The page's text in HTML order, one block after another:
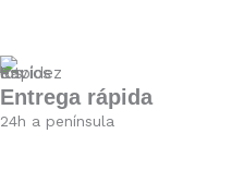
Entrega rápida
24h a península